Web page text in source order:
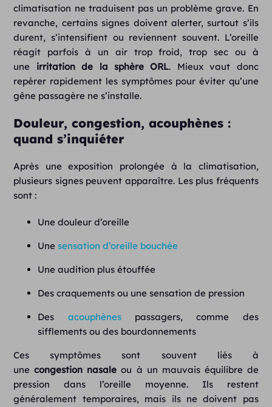
climatisation ne traduisent pas un problème grave. En
revanche, certains signes doivent alerter, surtout s’ils
durent, s’intensifient ou reviennent souvent. L’oreille
réagit parfois à un air trop froid, trop sec ou à
une irritation de la sphère ORL. Mieux vaut donc
repérer rapidement les symptômes pour éviter qu’une
gêne passagère ne s’installe.
Douleur, congestion, acouphènes :
quand s’inquiéter
Après une exposition prolongée à la climatisation,
plusieurs signes peuvent apparaître. Les plus fréquents
sont :
Une douleur d’oreille
Unesensation d’oreille bouchée
Une audition plus étouffée
Des craquements ou une sensation de pression
Des acouphènespassagers, comme des
sifflements ou des bourdonnements
Ces symptômes sont souvent liés à
unecongestion nasale ou à un mauvais équilibre de
pression dans l’oreille moyenne. Ils restent
généralement temporaires, mais ils ne doivent pas